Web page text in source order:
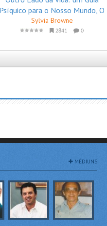
Psíquico para o Nosso Mundo, O
Sylvia Browne
2841 0
MÉDIUNS